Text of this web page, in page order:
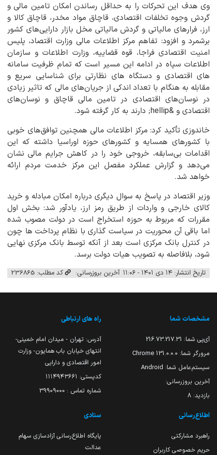
وی هدف این تحرکات را به حداقل رساندن امکان تامین مالی و
گردش وجوه تخلفات اقتصادی، قاچاق مواد مخدر، قاچاق کالا و
ارز، فرارهای مالیاتی و گردش مالیاتی مخل بازار دارایی‌های کشور
برشمرد و افزود: تفاهم مرکز اطلاعات مالی وزارت اقتصاد، پلیس
امنیت اقتصادی فراجا، قوه قضاییه، وزارت اطلاعات و سازمان
اطلاعات سپاه در ادامه این مسیر است که تمام ظرفیت سامانه
های اقتصادی و دستگاه های نظارتی برای شناسایی سریع و
مقابله به هنگام با تعداد اندکی از جریان‌های مالی که تاثیر زیادی
در نوسان‌های اقتصادی در تامین مالی قاچاق و نوسان‌های
اقتصادی و &hellip; دارند به کار گرفته شود.
خاندوزی تأکيد کرد: مرکز اطلاعات مالی همچنین توافق‌های خوبی
با کشورهای همسایه و کشورهای حوزه اوراسیا داشته که این
اقدامات بی‌سابقه، خروجی خود را در کاهش جرایم مالی نشان
می‌دهد و گزارش عملکرد مفصل این مرکز خدمت مردم ارائه
خواهد شد.
وزیر اقتصاد در پاسخ به سوال دیگری درباره امکان مبادله و خرید
کالای خارجی و واردات از طریق رمز ارز، یادآور شد: بخش اول
مقررات که مربوط به حوزه استخراج است در دولت مصوب شده
اما باقی آن محوریت در سیاست گذاری با نظام پرداخت ها چون
در کنترل بانک مرکزی است بعد از آنکه توسط بانک مرکزی نهایی
شود، بلافاصله به تصویب هیات دولت برسد.
تاریخ انتشار: ۱۴ دی ۱۴۰۱ - ۱۱:۰۶ آخرین بروزرسانی: کد مطلب: 236865
مشخصات شما
آی‌پی شما: 216.73.217.31
مرورگر شما: 131.0.0.0 Chrome
سیستم‌عامل شما: Android
آخرین بروزرسانی:
بازدید: 8
راه های ارتباطی
آدرس: تهران - میدان امام خمینی-
انتهای خیابان باب همایون- وزارت
امور اقتصادی و دارایی
کدپستی: ۱۱۱۴۹۴۳۶۶۱
شماره تماس : 39909000
اطلاع‌رسانی
راهبرد مشارکتی
حریم خصوصی کاربران
ستادی
پایگاه اطلاع‌رسانی آزادسازی سهام
عدالت